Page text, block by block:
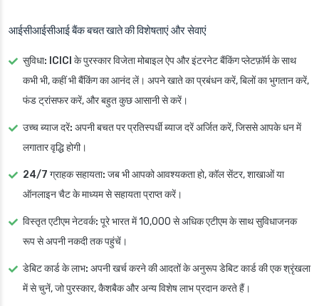
आईसीआईसीआई बैंक बचत खाते की विशेषताएं और सेवाएं
सुविधा: ICICI के पुरस्कार विजेता मोबाइल ऐप और इंटरनेट बैंकिंग प्लेटफ़ॉर्मके साथ
कभी भी, कहीं भी बैंकिंग का आनंद लें। अपने खाते का प्रबंधन करें, बिलों का भुगतान करें,
फंड ट्रांसफर करें, और बहुत कुछ आसानी से करें।
उच्च ब्याज दरें: अपनी बचत पर प्रतिस्पर्धी ब्याज दरें अर्जित करें, जिससे आपके धन में
लगातार वृद्धि होगी।
24/7 ग्राहक सहायता: जब भी आपको आवश्यकता हो, कॉल सेंटर, शाखाओं या
ऑनलाइन चैट के माध्यम से सहायता प्राप्त करें।
विस्तृत एटीएम नेटवर्क: पूरे भारत में 10,000 से अधिक एटीएम के साथ सुविधाजनक
रूप से अपनी नकदी तक पहुंचें।
डेबिट कार्ड के लाभ: अपनी खर्च करने की आदतों के अनुरूप डेबिट कार्ड की एक श्रृंखला
में से चुनें, जो पुरस्कार, कैशबैक और अन्य विशेष लाभ प्रदान करते हैं।